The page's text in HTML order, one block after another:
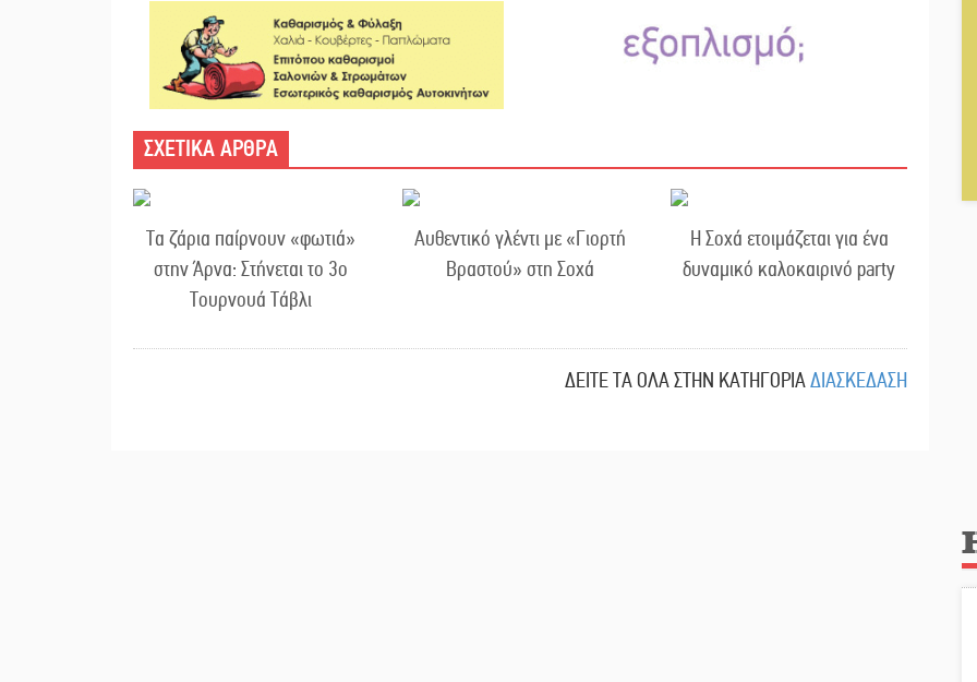
ΣΧΕΤΙΚΑ ΑΡΘΡΑ
Τα ζάρια παίρνουν «φωτιά»
στην Άρνα: Στήνεται το 3ο
Τουρνουά Τάβλι
Αυθεντικό γλέντι με «Γιορτή
Βραστού» στη Σοχά
Η Σοχά ετοιμάζεται για ένα
δυναμικό καλοκαιρινό party
ΔΕΙΤΕ ΤΑ ΟΛΑ ΣΤΗΝ ΚΑΤΗΓΟΡΙΑΔΙΑΣΚΕΔΑΣΗ